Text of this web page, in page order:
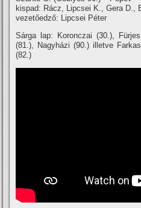
kispad: Rácz, Lipcsei K., Gera D.,
vezetőedző: Lipcsei Péter
Sárga lap: Koronczai (30.),
(81.), Nagyházi (90.) illetve
(82.)